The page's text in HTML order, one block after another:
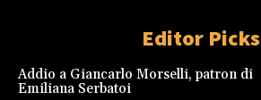
Editor Picks
Addio a Giancarlo Morselli, patron di
Emiliana Serbatoi